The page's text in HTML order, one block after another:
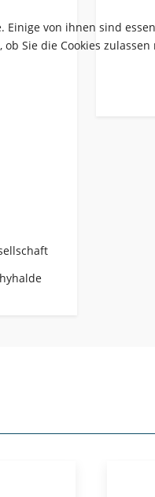
Einige von ihnen sind
ob Sie die Cookies